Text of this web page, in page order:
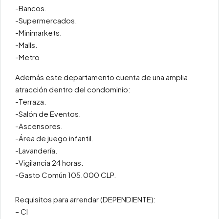
-Bancos.
-Supermercados.
-Minimarkets.
-Malls.
-Metro
Además este departamento cuenta de una amplia
atracción dentro del condominio:
-Terraza.
-Salón de Eventos.
-Ascensores.
-Área de juego infantil.
-Lavandería.
-Vigilancia 24 horas.
-Gasto Común 105.000 CLP.
Requisitos para arrendar (DEPENDIENTE):
– CI